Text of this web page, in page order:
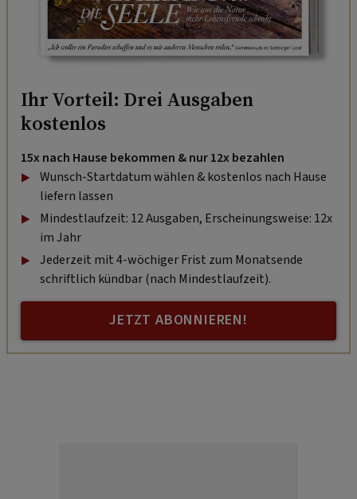
Ihr Vorteil: Drei Ausgaben
kostenlos
15x nach Hause bekommen & nur 12x bezahlen
Wunsch-Startdatum wählen & kostenlos nach Hause
liefern lassen
Mindestlaufzeit: 12 Ausgaben, Erscheinungsweise: 12x
im Jahr
Jederzeit mit 4-wöchiger Frist zum Monatsende
schriftlich kündbar (nach Mindestlaufzeit).
JETZT ABONNIEREN!